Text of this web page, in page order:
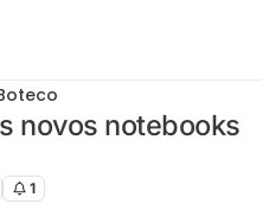
novos notebooks
1